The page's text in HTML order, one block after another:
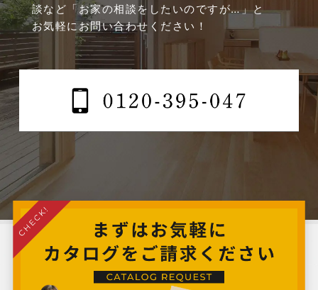
2024年11月
2024年10月
2024年9月
2024年7月
2024年6月
2024年5月
談など 「お家の相談をしたいのですが…」と
お気軽にお問い合わせください！